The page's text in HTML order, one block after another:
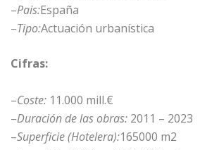
–Pais:España
–Tipo:Actuación urbanística
Cifras:
–Coste: 11.000 mill.€
–Duración de las obras: 2011 – 2023
–Superficie (Hotelera):165000 m2